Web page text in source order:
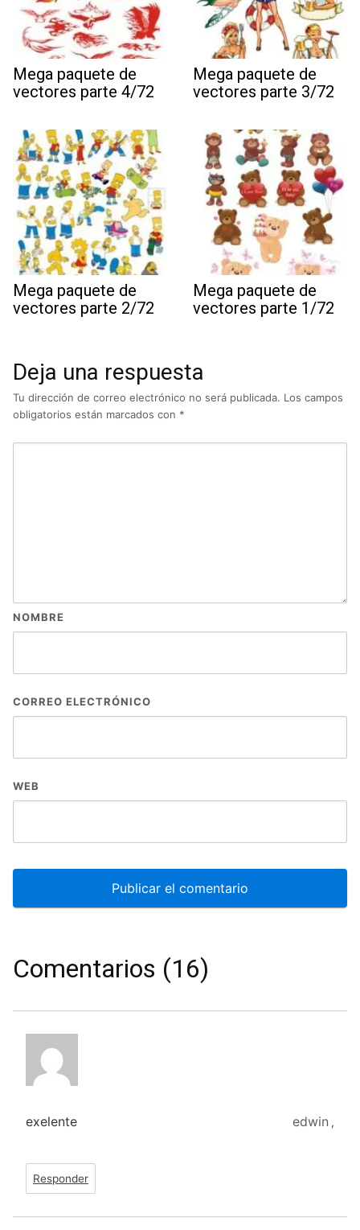
Mega paquete de
vectores parte 4/72
Mega paquete de
vectores parte 3/72
Mega paquete de
vectores parte 2/72
Mega paquete de
vectores parte 1/72
Deja una respuesta
Tu dirección de correo electrónico no será publicada. Los campos
obligatorios están marcados con *
NOMBRE
CORREO ELECTRÓNICO
WEB
Comentarios (16)
edwin ,
exelente
Responder